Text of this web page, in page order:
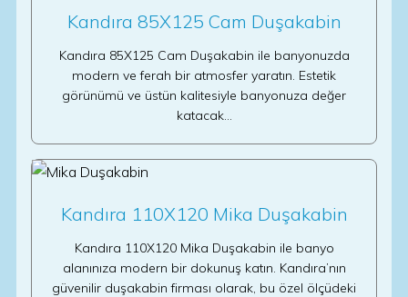
Kandıra 85X125 Cam Duşakabin
Kandıra 85X125 Cam Duşakabin ile banyonuzda
modern ve ferah bir atmosfer yaratın. Estetik
görünümü ve üstün kalitesiyle banyonuza değer
katacak…
Kandıra 110X120 Mika Duşakabin
Kandıra 110X120 Mika Duşakabin ile banyo
alanınıza modern bir dokunuş katın. Kandıra’nın
güvenilir duşakabin firması olarak, bu özel ölçüdeki